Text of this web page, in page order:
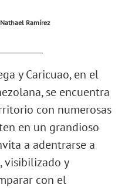
Ramírez
y Caricuao, en el
se encuentra
con numerosas
en un grandioso
a adentrarse a
visibilizado y
con el